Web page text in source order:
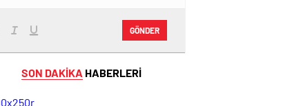
GÖNDER
SON DAKİKA HABERLERİ